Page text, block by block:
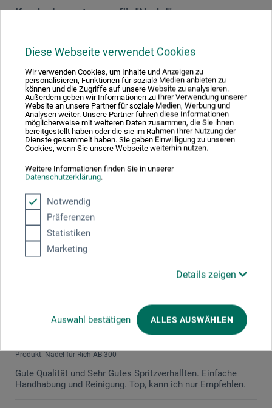
Diese Webseite verwendet Cookies
Wir verwenden Cookies, um Inhalte und Anzeigen zu
personalisieren, Funktionen für soziale Medien anbieten zu
können und die Zugriffe auf unsere Website zu analysieren.
Außerdem geben wir Informationen zu Ihrer Verwendung unserer
Website an unsere Partner für soziale Medien, Werbung und
Analysen weiter. Unsere Partner führen diese Informationen
möglicherweise mit weiteren Daten zusammen, die Sie ihnen
bereitgestellt haben oder die sie im Rahmen Ihrer Nutzung der
Dienste gesammelt haben. Sie geben Einwilligung zu unseren
Cookies, wenn Sie unsere Webseite weiterhin nutzen.
Weitere Informationen finden Sie in unserer
Datenschutzerklärung.
Notwendig
Präferenzen
Statistiken
Marketing
Details zeigen
Auswahl bestätigen ALLES AUSWÄHLEN
Kundenbewertungen für "Nadel"
5 Sterne
1
4 Sterne
0
3 Sterne
0
2 Sterne
0
1 Sterne
Produkt bewerten
Sagen Sie Ihre Meinung zu diesem Produkt
Gute Qualität und Sehr Gutes Spritzverhallten.
Einfache Handhabung und Reinigung. Top, kann
Produkt: Nadel für Rich AB 300 -
Gute Qualität und Sehr Gutes Spritzverhallten. Einfache
Handhabung und Reinigung. Top, kann ich nur Empfehlen.